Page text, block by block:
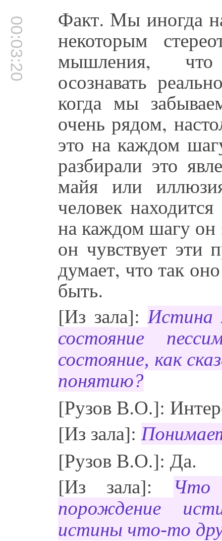
00:03:20 Факт. Мы иногда
некоторым
мышления, что
осознавать
когда мы
очень рядом,
это на каждом
разбирали это
майя или
человек
на каждом шагу
он чувствует эти
думает, что так
быть.
[Из зала]:Истина
состояние
состояние, как
понятию?
[Рузов В.О.]:
[Из зала]:
[Рузов В.О.]: Да.
[Из зала]:
Что
порождение
истины что-то